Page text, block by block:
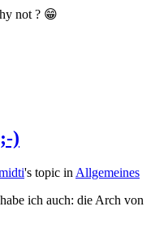
not ? 😁
)
's topic in Allgemeines
ich auch: die Arch von